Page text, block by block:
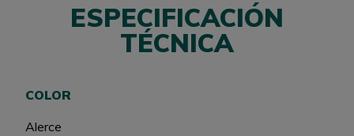
ESPECIFICACIÓN
TÉCNICA
COLOR
Alerce